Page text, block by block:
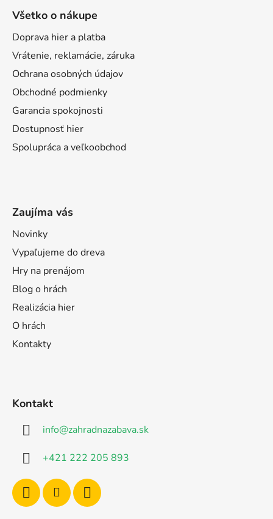
Všetko o nákupe
Doprava hier a platba
Vrátenie, reklamácie, záruka
Ochrana osobných údajov
Obchodné podmienky
Garancia spokojnosti
Dostupnosť hier
Spolupráca a veľkoobchod
Zaujíma vás
Novinky
Vypaľujeme do dreva
Hry na prenájom
Blog o hrách
Realizácia hier
O hrách
Kontakty
Kontakt
info@zahradnazabava.sk
+421 222 205 893